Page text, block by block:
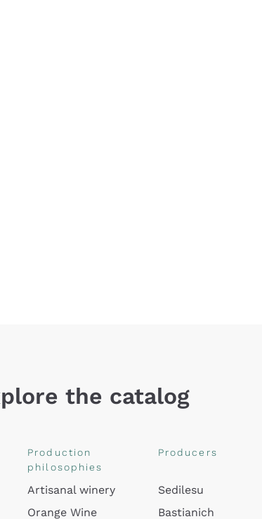
the catalog
Production
philosophies
Artisanal winery
Orange Wine
Producers
Sedilesu
Bastianich